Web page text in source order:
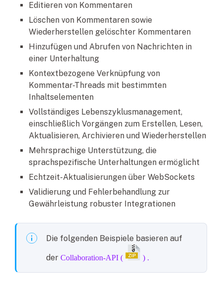
Editieren von Kommentaren
Löschen von Kommentaren sowie
Wiederherstellen gelöschter Kommentaren
Hinzufügen und Abrufen von Nachrichten in
einer Unterhaltung
Kontextbezogene Verknüpfung von
Kommentar-Threads mit bestimmten
Inhaltselementen
Vollständiges Lebenszyklusmanagement,
einschließlich Vorgängen zum Erstellen, Lesen,
Aktualisieren, Archivieren und Wiederherstellen
Mehrsprachige Unterstützung, die
sprachspezifische Unterhaltungen ermöglicht
Echtzeit-Aktualisierungen über WebSockets
Validierung und Fehlerbehandlung zur
Gewährleistung robuster Integrationen
Die folgenden Beispiele basieren auf
der Collaboration-API ( ) .